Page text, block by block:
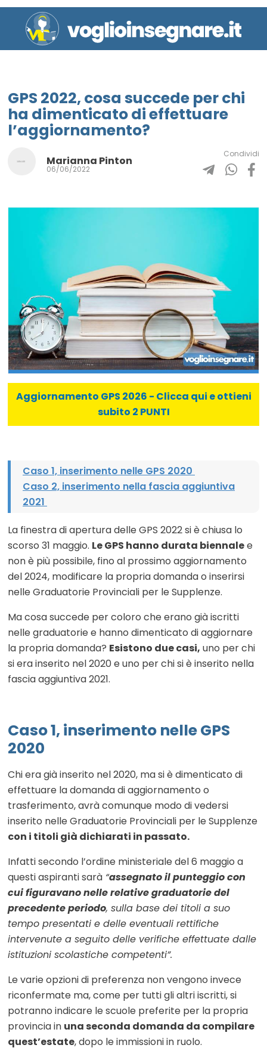
GPS 2022, cosa succede per chi
ha dimenticato di effettuare
l’aggiornamento?
Marianna Pinton
06/06/2022
Condividi
Aggiornamento GPS 2026 - Clicca qui e ottieni
subito 2 PUNTI
Caso 1, inserimento nelle GPS 2020
Caso 2, inserimento nella fascia aggiuntiva
2021
La finestra di apertura delle GPS 2022 si è chiusa lo
scorso 31 maggio. Le GPS hanno durata biennalee
non è più possibile, fino al prossimo aggiornamento
del 2024, modificare la propria domanda o inserirsi
nelle Graduatorie Provinciali per le Supplenze.
Ma cosa succede per coloro che erano già iscritti
nelle graduatorie e hanno dimenticato di aggiornare
la propria domanda? Esistono due casi, uno per chi
si era inserito nel 2020 e uno per chi si è inserito nella
fascia aggiuntiva 2021.
Caso 1, inserimento nelle GPS
2020
Chi era già inserito nel 2020, ma si è dimenticato di
effettuare la domanda di aggiornamento o
trasferimento, avrà comunque modo di vedersi
inserito nelle Graduatorie Provinciali per le Supplenze
con i titoli già dichiarati in passato.
Infatti secondo l’ordine ministeriale del 6 maggio a
questi aspiranti sarà “assegnato il punteggio con
cui figuravano nelle relative graduatorie del
precedente periodo, sulla base dei titoli a suo
tempo presentati e delle eventuali rettifiche
intervenute a seguito delle verifiche effettuate dalle
istituzioni scolastiche competenti”.
Le varie opzioni di preferenza non vengono invece
riconfermate ma, come per tutti gli altri iscritti, si
potranno indicare le scuole preferite per la propria
provincia in una seconda domanda da compilare
quest’estate, dopo le immissioni in ruolo.